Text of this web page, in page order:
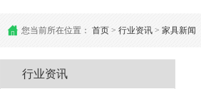
您当前所在位置： 首页 > 行业资讯 > 家具新闻
行业资讯